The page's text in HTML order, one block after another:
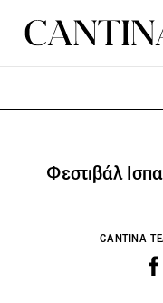
Φεστιβάλ
CANTINA